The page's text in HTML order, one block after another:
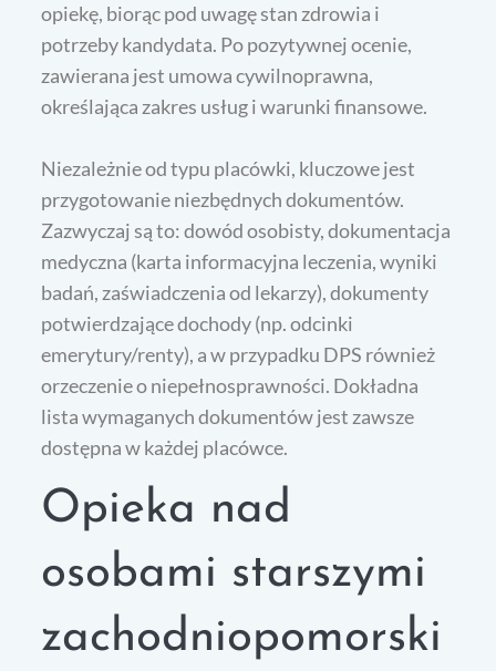
opiekę, biorąc pod uwagę stan zdrowia i
potrzeby kandydata. Po pozytywnej ocenie,
zawierana jest umowa cywilnoprawna,
określająca zakres usług i warunki finansowe.
Niezależnie od typu placówki, kluczowe jest
przygotowanie niezbędnych dokumentów.
Zazwyczaj są to: dowód osobisty, dokumentacja
medyczna (karta informacyjna leczenia, wyniki
badań, zaświadczenia od lekarzy), dokumenty
potwierdzające dochody (np. odcinki
emerytury/renty), a w przypadku DPS również
orzeczenie o niepełnosprawności. Dokładna
lista wymaganych dokumentów jest zawsze
dostępna w każdej placówce.
Opieka nad
osobami starszymi
zachodniopomorski